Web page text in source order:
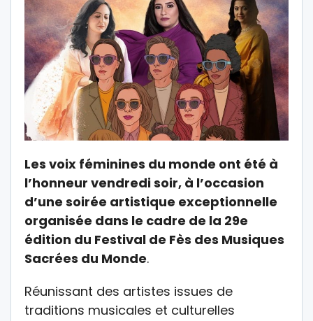
Les voix féminines du monde ont été à
l’honneur vendredi soir, à l’occasion
d’une soirée artistique exceptionnelle
organisée dans le cadre de la 29e
édition du Festival de Fès des Musiques
Sacrées du Monde.
Réunissant des artistes issues de
traditions musicales et culturelles